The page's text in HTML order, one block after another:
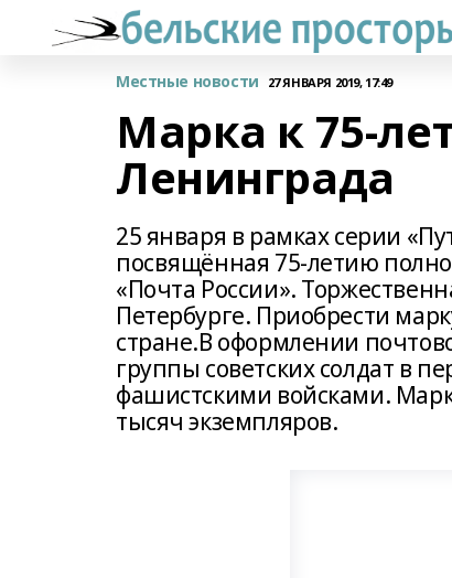
Местные новости 27 ЯНВАРЯ 2019, 17:49
Марка к 75-
Ленинграда
25 января в рамках серии
посвящённая 75-летию
«Почта России».
Петербурге. Приобрести
стране.В оформлении
группы советских солдат в
фашистскими войсками.
тысяч экземпляров.